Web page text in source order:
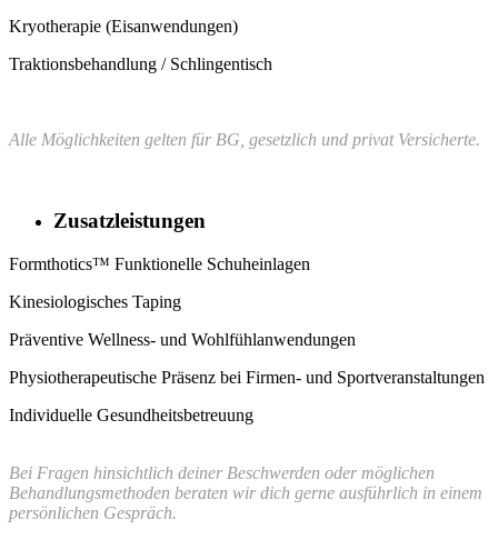
Kryotherapie (Eisanwendungen)
Traktionsbehandlung / Schlingentisch
Alle Möglichkeiten gelten für BG, gesetzlich und privat Versicherte.
Zusatzleistungen
Formthotics™ Funktionelle Schuheinlagen
Kinesiologisches Taping
Präventive Wellness- und Wohlfühlanwendungen
Physiotherapeutische Präsenz bei Firmen- und Sportveranstaltungen
Individuelle Gesundheitsbetreuung
Bei Fragen hinsichtlich deiner Beschwerden oder möglichen
Behandlungsmethoden beraten wir dich gerne ausführlich in einem
persönlichen Gespräch.